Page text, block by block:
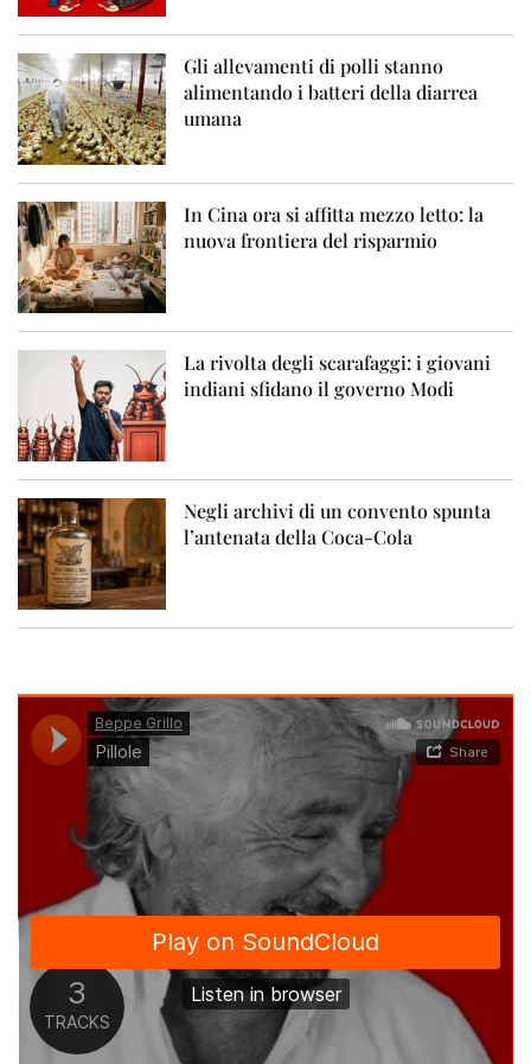
Gli allevamenti di polli stanno
alimentando i batteri della diarrea
umana
In Cina ora si affitta mezzo letto: la
nuova frontiera del risparmio
La rivolta degli scarafaggi: i giovani
indiani sfidano il governo Modi
Negli archivi di un convento spunta
l’antenata della Coca-Cola